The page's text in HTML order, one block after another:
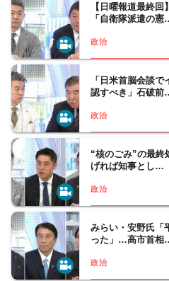
中。今動いて
【日曜報道最終
「自衛隊派遣の
政治
「日米首脳会談
認すべき」石破前
政治
“核のごみ”の最終
げれば知事とし…
政治
みらい・安野氏「
った」…高市首相
政治